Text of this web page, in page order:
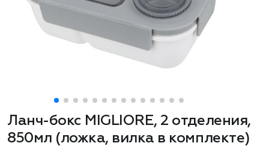
Ланч-бокс MIGLIORE, 2 отделения,
850мл (ложка, вилка в комплекте)